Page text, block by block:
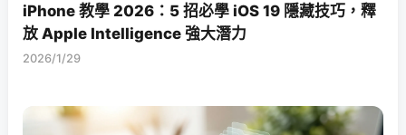
iPhone 教學 2026：5 招必學 iOS 19 隱藏技巧，釋
放 Apple Intelligence 強大潛力
2026/1/29